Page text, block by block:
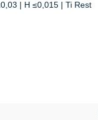
| H ≤0,015 | Ti Rest